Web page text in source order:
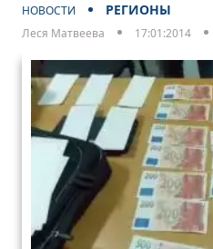
НОВОСТИ РЕГИОНЫ
Леся Матвеева 17:01:2014